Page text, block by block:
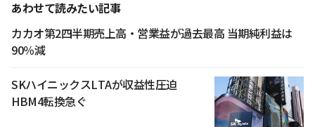
あわせて読みたい記事
カカオ第2四半期売上高・営業益が過去最高 当期純利益は
90％減
SKハイニックスLTAが収益性圧迫
HBM4転換急ぐ